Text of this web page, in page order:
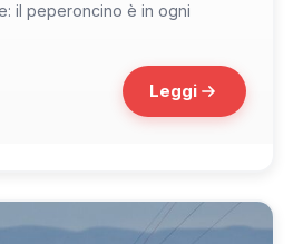
il peperoncino è in ogni
Leggi